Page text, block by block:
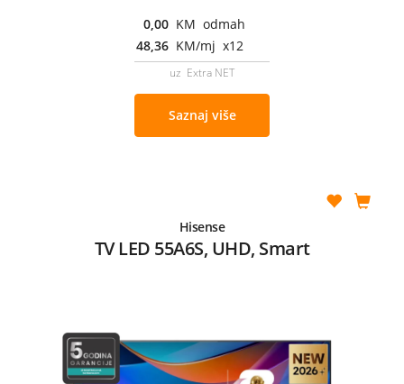
0,00 KM odmah
48,36 KM/mj x12
uz Extra NET
Saznaj više
Hisense
TV LED 55A6S, UHD, Smart